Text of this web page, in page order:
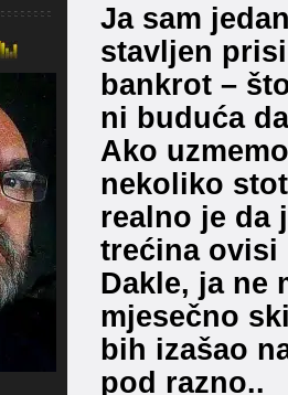
Ja sam
stavljen
bankrot –
ni buduća
Ako
nekoliko
realno je da
trećina ovisi
Dakle, ja ne
mjesečno
bih izašao
pod razno..